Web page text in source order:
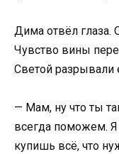
Дима отвёл глаза.
Чувство вины
Светой разрывали
— Мам, ну что ты
всегда поможем. Я
купишь всё, что